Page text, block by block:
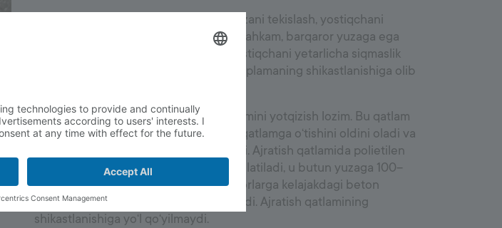
Asosiy qatlamni tayyorlash jarayoni yuzani tekislash, yostiqchani
qatlamma-qatlam to‘ldirish va uni mustahkam, barqaror yuzaga ega
bo‘lguncha siqishni o‘z ichiga oladi. Yostiqchani yetarlicha siqmaslik
ishlash davomida cho‘kish va beton qoplamaning shikastlanishiga olib
Yostiqcha tayyorlangach, ajratish qatlamini yotqizish lozim. Bu qatlam
beton qoplamadan namlikning asosiy qatlamga o‘tishini oldini oladi va
materialning to‘g‘ri qotishini ta’minlaydi. Ajratish qatlamida polietilen
plyonka yoki rulonli gidroizolyatsiya ishlatiladi, u butun yuzaga 100–
150 mm ortma bilan yotqiziladi va devorlarga kelajakdagi beton
qoplama darajasidan yuqoriga ko‘tariladi. Ajratish qatlamining
shikastlanishiga yo‘l qo‘yilmaydi.